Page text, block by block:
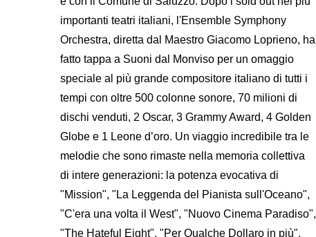
importanti teatri italiani, l'Ensemble Symphony
Orchestra, diretta dal Maestro Giacomo Loprieno, ha
fatto tappa a Suoni dal Monviso per un omaggio
speciale al più grande compositore italiano di tutti i
tempi con oltre 500 colonne sonore, 70 milioni di
dischi venduti, 2 Oscar, 3 Grammy Award, 4 Golden
Globe e 1 Leone d’oro. Un viaggio incredibile tra le
melodie che sono rimaste nella memoria collettiva
di intere generazioni: la potenza evocativa di
"Mission", "La Leggenda del Pianista sull'Oceano",
"C'era una volta il West", "Nuovo Cinema Paradiso",
"The Hateful Eight", "Per Qualche Dollaro in più",